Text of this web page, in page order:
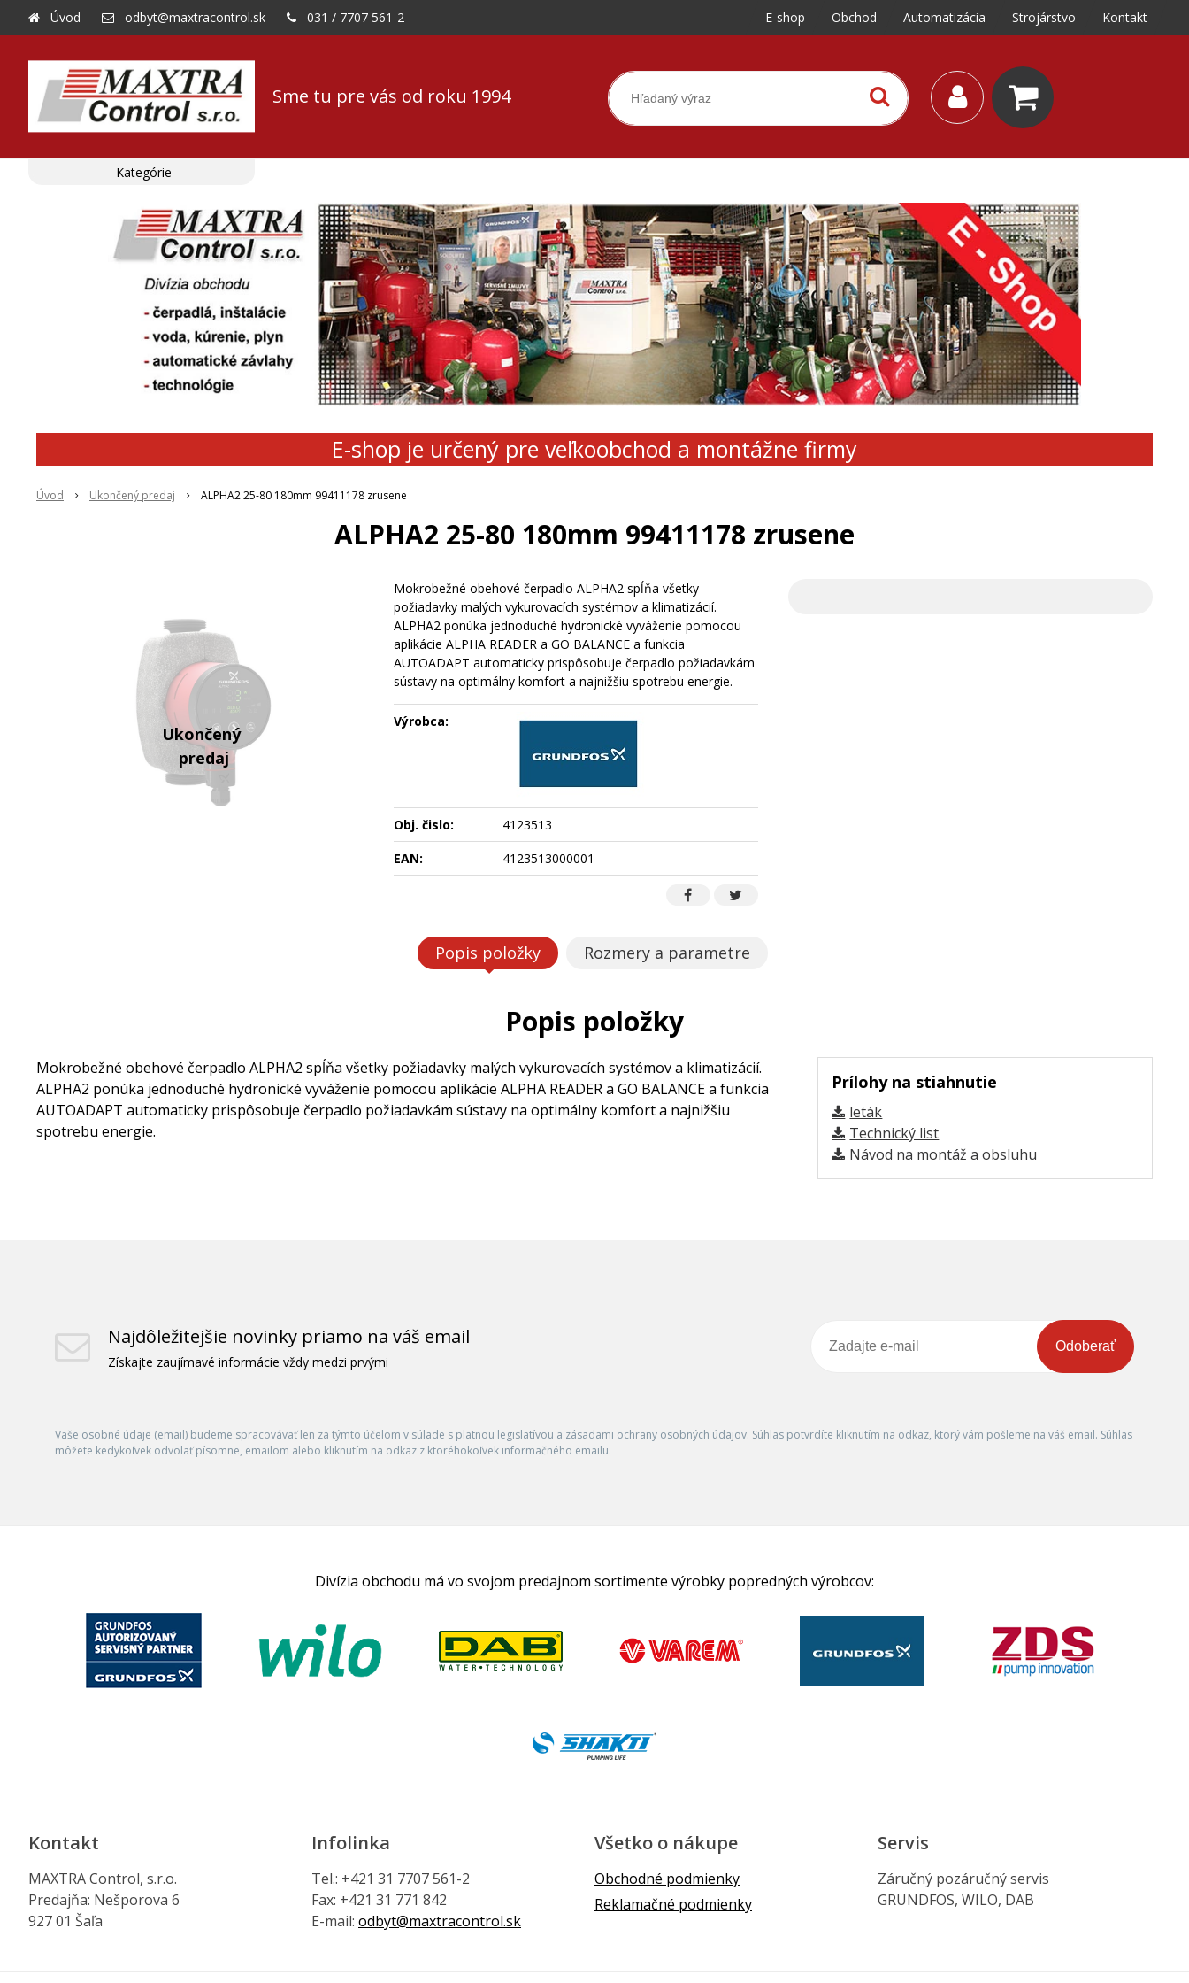
Sme tu pre vás od roku 1994
Úvod odbyt@maxtracontrol.sk 031 / 7707 561-2 E-shop Obchod Automatizácia Strojárstvo Kontakt
E-shop je určený pre veľkoobchod a montážne firmy
Úvod Ukončený predaj ALPHA2 25-80 180mm 99411178 zrusene
ALPHA2 25-80 180mm 99411178 zrusene
Mokrobežné obehové čerpadlo ALPHA2 spĺňa všetky
požiadavky malých vykurovacích systémov a klimatizácií.
ALPHA2 ponúka jednoduché hydronické vyváženie pomocou
aplikácie ALPHA READER a GO BALANCE a funkcia
AUTOADAPT automaticky prispôsobuje čerpadlo požiadavkám
sústavy na optimálny komfort a najnižšiu spotrebu energie.
Výrobca:
Obj. čislo:
4123513
EAN:
4123513000001
Popis položky Rozmery a parametre
Popis položky
Prílohy na stiahnutie
leták
Technický list
Návod na montáž a obsluhu
Mokrobežné obehové čerpadlo ALPHA2 spĺňa všetky požiadavky malých vykurovacích systémov a klimatizácií.
ALPHA2 ponúka jednoduché hydronické vyváženie pomocou aplikácie ALPHA READER a GO BALANCE a funkcia
AUTOADAPT automaticky prispôsobuje čerpadlo požiadavkám sústavy na optimálny komfort a najnižšiu
spotrebu energie.
Kategórie
Najdôležitejšie novinky priamo na váš email
Získajte zaujímavé informácie vždy medzi prvými
Odoberať
Vaše osobné údaje (email) budeme spracovávať len za týmto účelom v súlade s platnou legislatívou a zásadami ochrany osobných údajov. Súhlas potvrdíte kliknutím na odkaz, ktorý vám pošleme na váš email. Súhlas
môžete kedykoľvek odvolať písomne, emailom alebo kliknutím na odkaz z ktoréhokoľvek informačného emailu.
Divízia obchodu má vo svojom predajnom sortimente výrobky popredných výrobcov:
Kontakt
MAXTRA Control, s.r.o.
Predajňa: Nešporova 6
927 01 Šaľa
Infolinka
Tel.: +421 31 7707 561-2
Fax: +421 31 771 842
E-mail: odbyt@maxtracontrol.sk
Všetko o nákupe
Obchodné podmienky
Reklamačné podmienky
Servis
Záručný pozáručný servis
GRUNDFOS, WILO, DAB